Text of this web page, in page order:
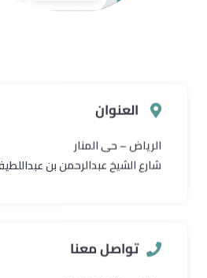
العنوان
الرياض – حى المنار
شارع الشيخ عبدالرحمن بن
تواصل معنا